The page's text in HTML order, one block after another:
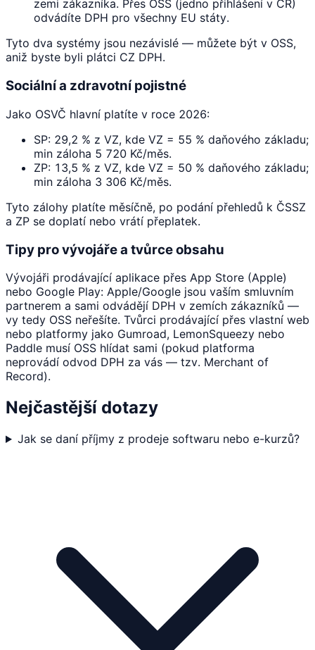
zemi zákazníka. Přes OSS (jedno přihlášení v ČR)
odvádíte DPH pro všechny EU státy.
Tyto dva systémy jsou nezávislé — můžete být v OSS,
aniž byste byli plátci CZ DPH.
Sociální a zdravotní pojistné
Jako OSVČ hlavní platíte v roce 2026:
SP: 29,2 % z VZ, kde VZ = 55 % daňového základu;
min záloha 5 720 Kč/měs.
ZP: 13,5 % z VZ, kde VZ = 50 % daňového základu;
min záloha 3 306 Kč/měs.
Tyto zálohy platíte měsíčně, po podání přehledů k ČSSZ
a ZP se doplatí nebo vrátí přeplatek.
Tipy pro vývojáře a tvůrce obsahu
Vývojáři prodávající aplikace přes App Store (Apple)
nebo Google Play: Apple/Google jsou vaším smluvním
partnerem a sami odvádějí DPH v zemích zákazníků —
vy tedy OSS neřešíte. Tvůrci prodávající přes vlastní web
nebo platformy jako Gumroad, LemonSqueezy nebo
Paddle musí OSS hlídat sami (pokud platforma
neprovádí odvod DPH za vás — tzv. Merchant of
Record).
Nejčastější dotazy
Jak se daní příjmy z prodeje softwaru nebo e-kurzů?